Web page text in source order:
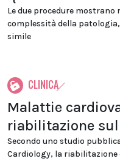
Le due procedure
complessità della
simile
CLINICA
Malattie
riabilitazione
Secondo uno studio
Cardiology, la riabilitazione